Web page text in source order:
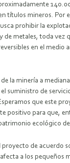
títulos mineros. Por
prohibir la
de metales, toda vez
en el medio
la minería a
suministro de
que este
positivo para que,
ecológico de
de acuerdo
a los pequeños